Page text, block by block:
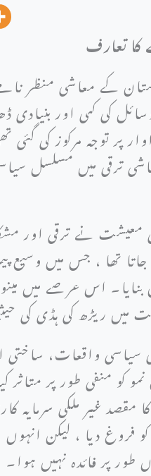
کا تعارف
کے معاشی منظر
کی کمی اور بنیادی
پر توجہ مرکوز کی
ترقی میں
جاتا تھا ، جس
اس عرصے میں
میں ریڑھ کی ہڈی کی
واقعات،
غیر ملکی
فروغ دیا ، لیکن
پر فائدہ نہیں ہوا۔